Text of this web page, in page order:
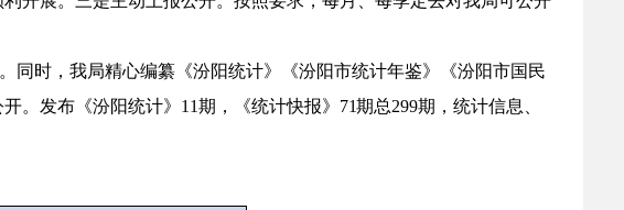
同时，我局精心编纂《汾阳统计》《汾阳市统计年鉴》《汾阳市国民
。发布《汾阳统计》 11期，《统计快报》 71期总299期 ，统计信息、